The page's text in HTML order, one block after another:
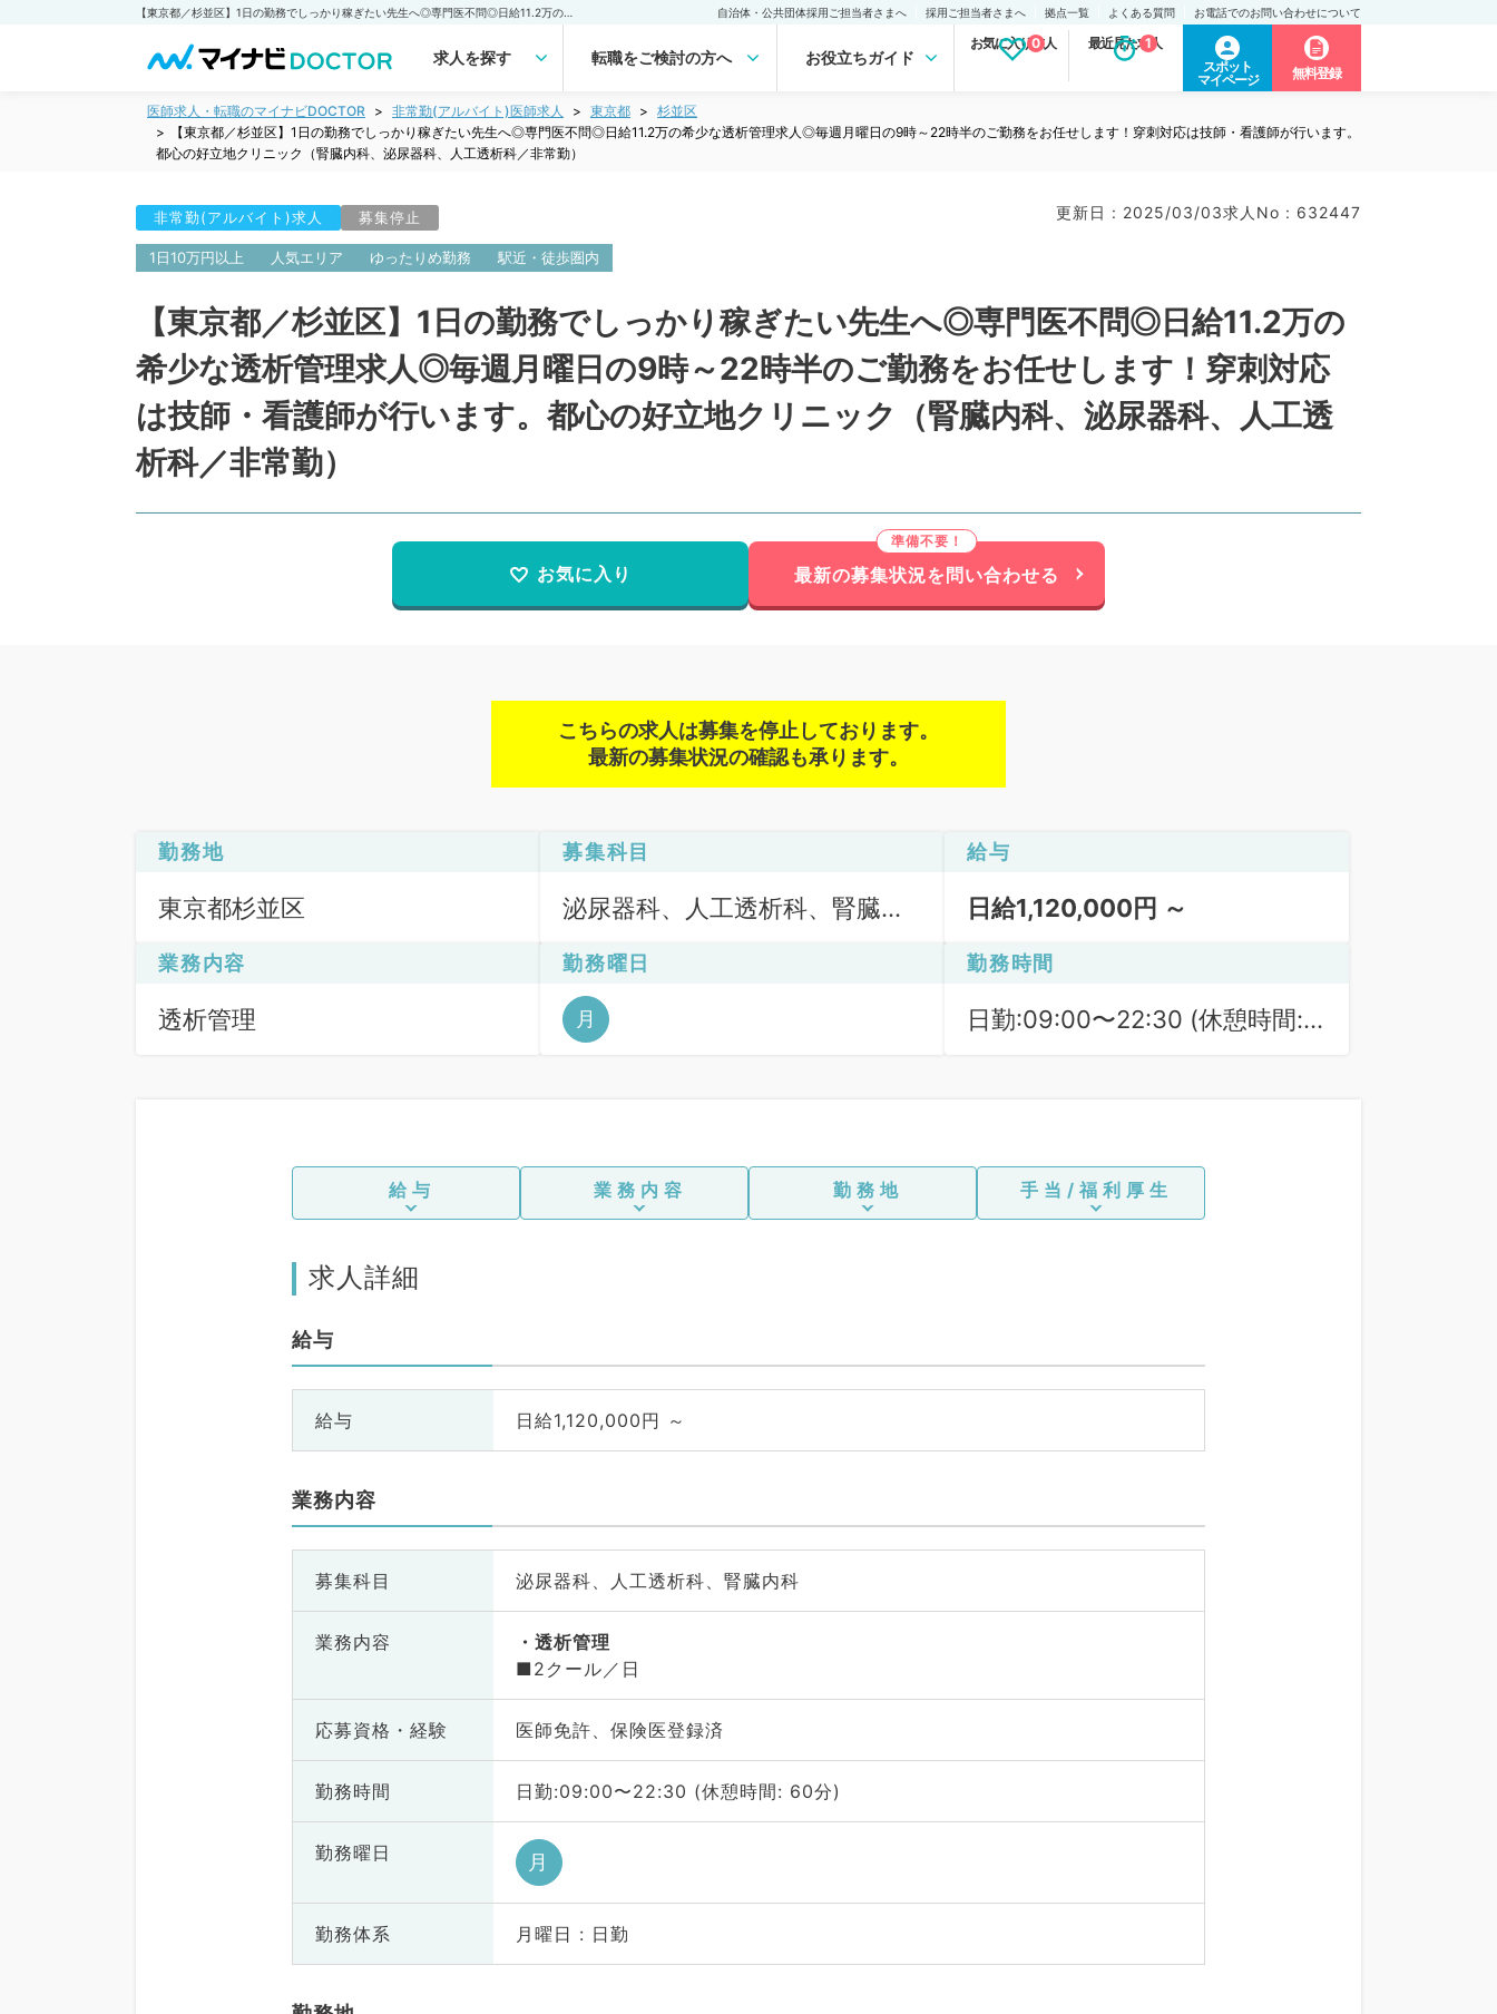
自治体・公共団体採用ご担当者さまへ 採用ご担当者さまへ 拠点一覧 よくある質問 お電話でのお問い合わせについて
求人を探す 転職をご検討の方へ お役立ちガイド
お気に入り求人
0 最近見た求人
1
スポット
マイページ
無料登録
医師求人・転職のマイナビDOCTOR 非常勤(アルバイト)医師求人 東京都
杉並区
【東京都／杉並区】1日の勤務でしっかり稼ぎたい先生へ◎専門医不問◎日給11.2万の希少な透析管理求人◎毎週月曜日の9時～22時半のご勤務をお任せします！穿刺対応は技師・看護師が行います。
都心の好立地クリニック（腎臓内科、泌尿器科、人工透析科／非常勤）
非常勤(アルバイト)求人 募集停止 更新日 : 2025/03/03求人No : 632447
1日10万円以上 人気エリア ゆったりめ勤務 駅近・徒歩圏内
【東京都／杉並区】1日の勤務でしっかり稼ぎたい先生へ◎専門医不問◎日給11.2万の
希少な透析管理求人◎毎週月曜日の9時～22時半のご勤務をお任せします！穿刺対応
は技師・看護師が行います。都心の好立地クリニック（腎臓内科、泌尿器科、人工透
析科／非常勤）
お気に入り 最新の募集状況を問い合わせる
こちらの求人は募集を停止しております。
最新の募集状況の確認も承ります。
勤務地
東京都杉並区
募集科目
泌尿器科、人工透析科、腎臓内
給与
日給1,120,000円 ～
業務内容
透析管理
勤務曜日
月
勤務時間
日勤:09:00〜22:30 (休憩時間:
給与 業務内容 勤務地 手当/福利厚生
求人詳細
給与
給与 日給1,120,000円 ～
業務内容
募集科目 泌尿器科、人工透析科、腎臓内科
業務内容
透析管理
■2クール／日
応募資格・ 経験 医師免許、保険医登録済
勤務時間 日勤:09:00〜22:30 (休憩時間: 60分)
勤務曜日 月
勤務体系 月曜日 : 日勤